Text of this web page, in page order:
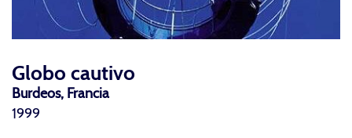
Globo cautivo
Burdeos, Francia
1999